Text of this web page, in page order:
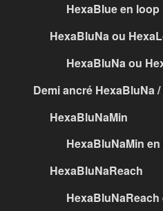
HexaBlue en loop
HexaBluNa ou
HexaBluNa ou
Demi ancré HexaBluNa
HexaBluNaMin
HexaBluNaMin
HexaBluNaReach